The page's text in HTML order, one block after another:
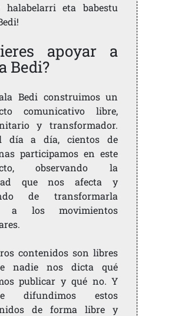
halabelarri eta babestu
apoyar a
Bedi?
Bedi construimos un
comunicativo libre,
y transformador.
día a día, cientos de
participamos en este
observando la
que nos afecta y
de transformarla
a los movimientos
contenidos son libres
nadie nos dicta qué
publicar y qué no. Y
difundimos estos
de forma libre y